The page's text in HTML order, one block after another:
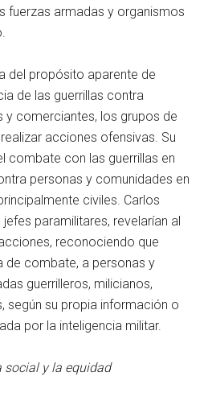
fuerzas armadas y organismos
del propósito aparente de
de las guerrillas contra
y comerciantes, los grupos de
acciones ofensivas. Su
combate con las guerrillas en
personas y comunidades en
civiles. Carlos
paramilitares, revelarían al
reconociendo que
de combate, a personas y
guerrilleros, milicianos,
según su propia información o
por la inteligencia militar.
social y la equidad